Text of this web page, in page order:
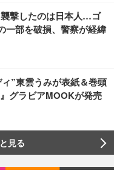
撃したのは日本人…ゴ
一部を破損、警察が経緯
”東雲うみが表紙＆巻頭
グラビアMOOKが発売
見る